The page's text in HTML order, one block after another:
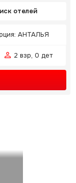
отелей
АНТАЛЬЯ
2 взр, 0 дет